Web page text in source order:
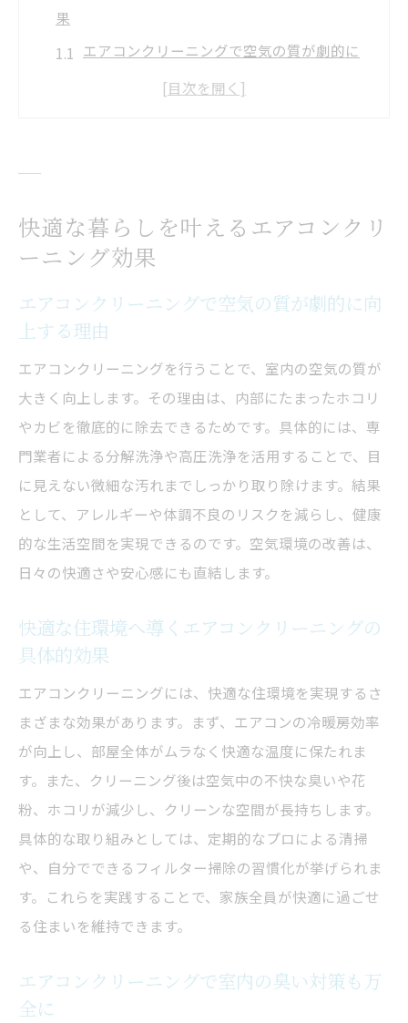
果
エアコンクリーニングで空気の質が劇的に
向上する理由
エアコンクリーニングによる電気代節約の
実際
神奈川県の気候に適したエアコンクリーニ
ング活用法
エアコンクリーニングの効果を長持ちさせ
るコツ
健康維持に役立つエアコンクリーニングの魅力
エアコンクリーニングでアレルギー対策を
万全に
カビやホコリ除去による健康リスク軽減の
ポイント
呼吸器疾患予防に有効なエアコンクリーニ
エアコンクリーニングが子どもの健康維持
に効果的な理由
健康面で注目されるエアコンクリーニング
の実例紹介
定期的なエアコンクリーニングで清潔な空
間をキープ
エアコンクリーニングで冷暖房効率がなぜ
上がるのか
内部洗浄によるエアコンクリーニングの性
エアコンクリーニングでエアコン故障リス
快適な暮らしを叶えるエアコンクリ
ーニング効果
エアコンクリーニングで空気の質が劇的に向
上する理由
エアコンクリーニングを行うことで、室内の空気の質が
大きく向上します。その理由は、内部にたまったホコリ
やカビを徹底的に除去できるためです。具体的には、専
門業者による分解洗浄や高圧洗浄を活用することで、目
に見えない微細な汚れまでしっかり取り除けます。結果
として、アレルギーや体調不良のリスクを減らし、健康
的な生活空間を実現できるのです。空気環境の改善は、
日々の快適さや安心感にも直結します。
快適な住環境へ導くエアコンクリーニングの
具体的効果
エアコンクリーニングには、快適な住環境を実現するさ
まざまな効果があります。まず、エアコンの冷暖房効率
が向上し、部屋全体がムラなく快適な温度に保たれま
す。また、クリーニング後は空気中の不快な臭いや花
粉、ホコリが減少し、クリーンな空間が長持ちします。
具体的な取り組みとしては、定期的なプロによる清掃
や、自分でできるフィルター掃除の習慣化が挙げられま
す。これらを実践することで、家族全員が快適に過ごせ
る住まいを維持できます。
エアコンクリーニングで室内の臭い対策も万
全に